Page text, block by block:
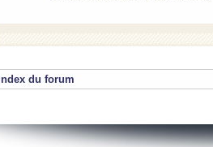
Index du forum